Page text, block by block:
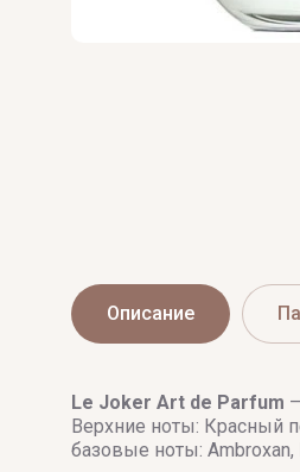
Описание
Le Joker Art de Parfum
Верхние ноты: Красный
базовые ноты: